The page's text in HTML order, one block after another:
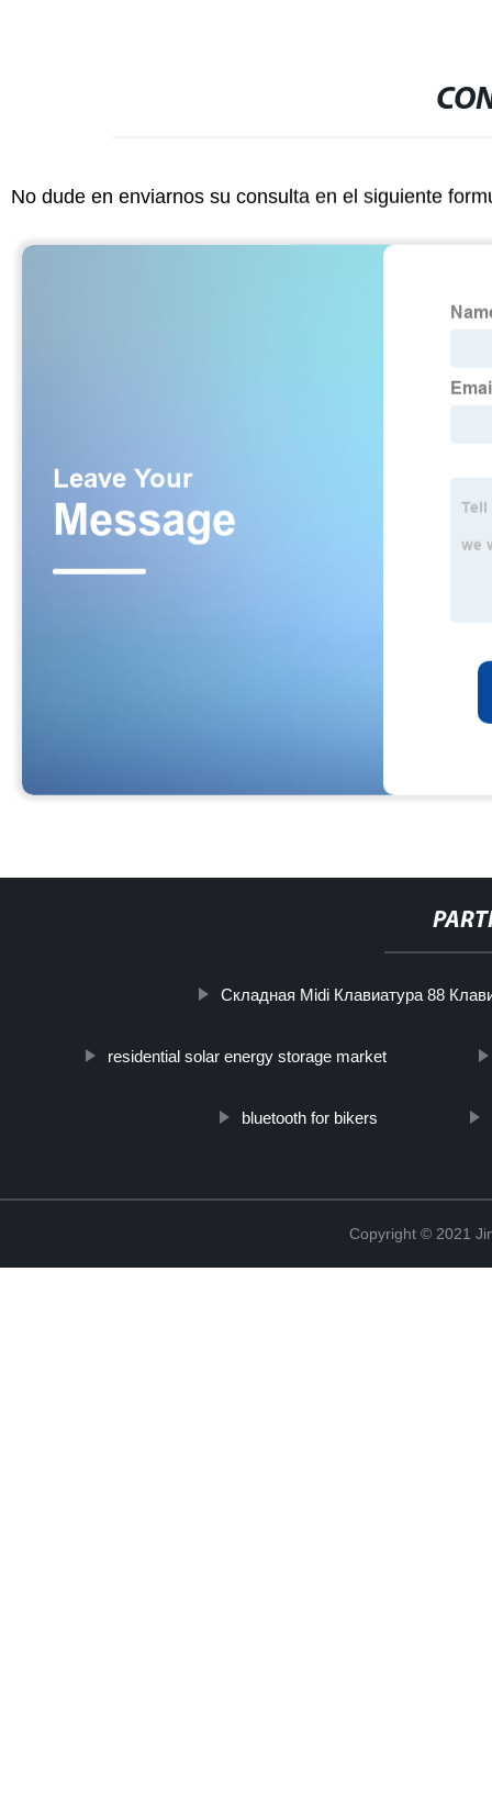
No dude en enviarnos su consulta en el siguiente
Складная Midi Клавиатура 88
residential solar energy storage market
bluetooth for bikers
Copyright © 2021